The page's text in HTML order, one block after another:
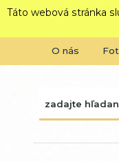
Táto webová stránka
O nás